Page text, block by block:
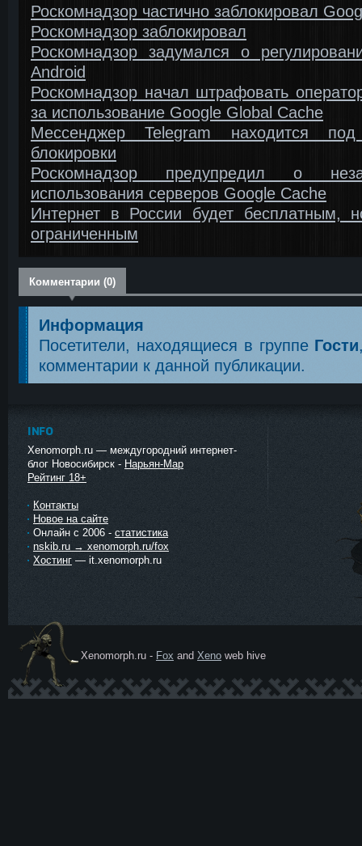
Роскомнадзор частично заблокировал
Роскомнадзор заблокировал
Роскомнадзор задумался о
Android
Роскомнадзор начал штрафовать
за использование Google Global Cache
Мессенджер Telegram находится под
блокировки
Роскомнадзор предупредил о
использования серверов Google Cache
Интернет в России будет бесплатным,
ограниченным
Комментарии (0)
Информация
Посетители, находящиеся в группе Гости
комментарии к данной публикации.
INFO
Xenomorph.ru — междугородний интернет-
блог Новосибирск - Нарьян-Мар
Рейтинг 18+
Контакты
Новое на сайте
Онлайн с 2006 - статистика
nskib.ru → xenomorph.ru/fox
Хостинг — it.xenomorph.ru
Ксеномо
Xenomorph.ru - Fox and Xeno web hive